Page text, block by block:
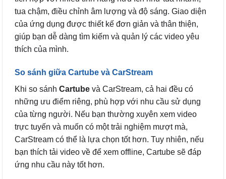
tua chậm, điều chỉnh âm lượng và độ sáng. Giao diện
của ứng dụng được thiết kế đơn giản và thân thiện,
giúp bạn dễ dàng tìm kiếm và quản lý các video yêu
thích của mình.
So sánh giữa Cartube và CarStream
Khi so sánh Cartube và CarStream, cả hai đều có
những ưu điểm riêng, phù hợp với nhu cầu sử dụng
của từng người. Nếu bạn thường xuyên xem video
trực tuyến và muốn có một trải nghiệm mượt mà,
CarStream có thể là lựa chọn tốt hơn. Tuy nhiên, nếu
bạn thích tải video về để xem offline, Cartube sẽ đáp
ứng nhu cầu này tốt hơn.